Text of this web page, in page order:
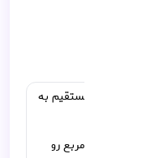
نیاز به اتصال مستقیم به
با یک بار پر کردن مخزن، حدود ۵۵ متر مربع رو